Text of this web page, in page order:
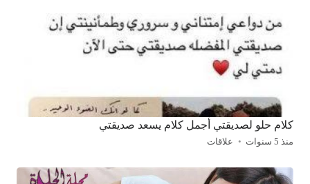
كلام حلو لصديقتي أجمل كلام يسعد صديقتي
منذ 5 سنوات علاقات